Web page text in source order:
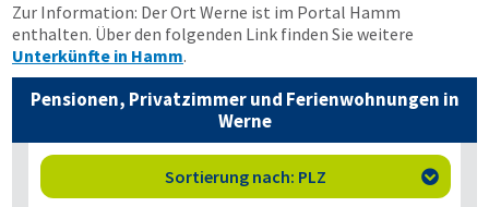
Zur Information: Der Ort Werne ist im Portal Hamm
enthalten. Über den folgenden Link finden Sie weitere
Unterkünfte in Hamm.
Pensionen, Privatzimmer und Ferienwohnungen in
Werne
Sortierung nach: PLZ 